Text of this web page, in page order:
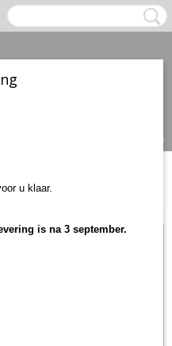
(0)
>Boston GC-220-6
u klaar.
is na 3 september.